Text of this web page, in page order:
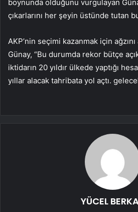
boynunda olduğunu vurgulayan
çıkarlarını her şeyin üstünde tutan
AKP’nin seçimi kazanmak için ağzını
Günay, “Bu durumda rekor bütçe
iktidarın 20 yıldır ülkede yaptığı
yıllar alacak tahribata yol açtı.
YÜCEL